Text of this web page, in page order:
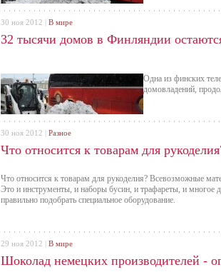
32 тысячи домов в Финляндии
Одна из финских
домовладений,
30 ноя 2012 | В мире
Что относится к товарам для
Что относится к товарам для рукоделия? Всевозможные
Это и инструменты, и наборы бусин, и трафареты, и
правильно подобрать специальное оборудование.
30 ноя 2012 | Разное
Шоколад немецких производителей -
29 ноя 2012 | В мире